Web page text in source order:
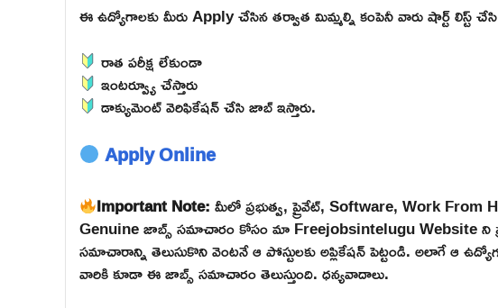
ఈ ఉద్యోగాలకు మీరు Apply చేసిన తర్వాత మిమ్మల్ని కంపెనీ వారు షార్ట్ లిస్ట్
రాత పరీక్ష లేకుండా
ఇంటర్వ్యూ చేస్తారు
డాక్యుమెంట్ వెరిఫికేషన్ చేసి జాబ్ ఇస్తారు.
Apply Online
Important Note:మీలో ప్రభుత్వ, ప్రైవేట్, Software, Work From
Genuine జాబ్స్ సమాచారం కోసం మా Freejobsintelugu Website ని
సమాచారాన్ని తెలుసుకొని వెంటనే ఆ పోస్టులకు అప్లికేషన్ పెట్టండి. అలాగే ఆ
వారికి కూడా ఈ జాబ్స్ సమాచారం తెలుస్తుంది. ధన్యవాదాలు.